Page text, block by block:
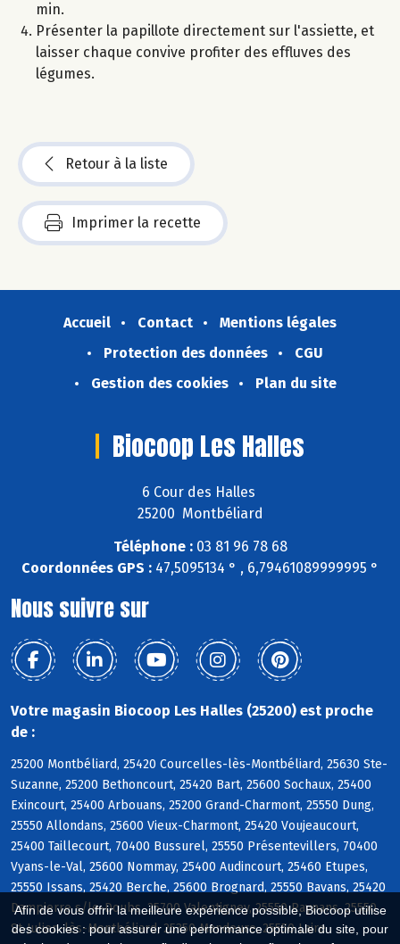
Afin de vous offrir la meilleure expérience possible, Biocoop utilise
des cookies : pour assurer une performance optimale du site, pour
min.
Présenter la papillote directement sur l'assiette, et
laisser chaque convive profiter des effluves des
légumes.
Retour à la liste
Imprimer la recette
Accueil Contact
Mentions légales
Protection des données
CGU
Gestion des cookies
Plan du site
Biocoop Les Halles
6 Cour des Halles
25200 Montbéliard
Téléphone :03 81 96 78 68
Coordonnées GPS : 47,5095134 ° , 6,79461089999995 °
Nous suivre sur
Votre magasin Biocoop Les Halles (25200) est proche
de :
25200 Montbéliard, 25420 Courcelles-lès-Montbéliard, 25630 Ste-
Suzanne, 25200 Bethoncourt, 25420 Bart, 25600 Sochaux, 25400
Exincourt, 25400 Arbouans, 25200 Grand-Charmont, 25550 Dung,
25550 Allondans, 25600 Vieux-Charmont, 25420 Voujeaucourt,
25400 Taillecourt, 70400 Bussurel, 25550 Présentevillers, 70400
Vyans-le-Val, 25600 Nommay, 25400 Audincourt, 25460 Etupes,
25550 Issans, 25420 Berche, 25600 Brognard, 25550 Bavans, 25420
Dampierre s/le-Doubs, 25700 Valentigney, 25550 Raynans, 25550
St-Julien-lès-Montbéliard, 25350 Mandeure, 25550 Laire